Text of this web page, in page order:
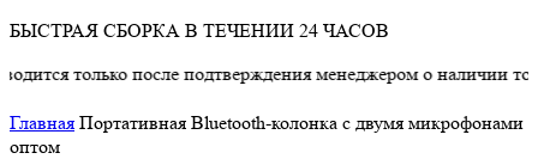
БЫСТРАЯ СБОРКА В ТЕЧЕНИИ 24 ЧАСОВ
после подтверждения менеджером о наличии товара.
Главная Портативная Bluetooth-колонка c двумя микрофонами
оптом